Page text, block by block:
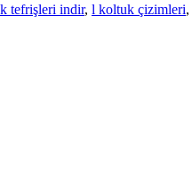
tefrişleri indir, l koltuk çizimleri,